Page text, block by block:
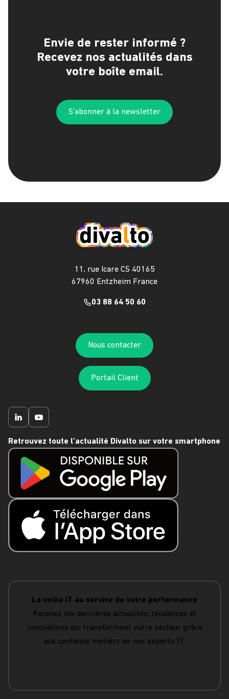
Envie de rester informé ?
Recevez nos actualités dans
votre boîte email.
S’abonner à la newsletter
11, rue Icare CS 40165
67960 Entzheim France
03 88 64 50 60
Nous contacter
Portail Client
Retrouvez toute l'actualité Divalto sur votre smartphone
La veille IT au service de votre performance
Recevez les dernières actualités, tendances et
innovations qui transforment votre secteur grâce
aux contenus métiers de nos experts IT.